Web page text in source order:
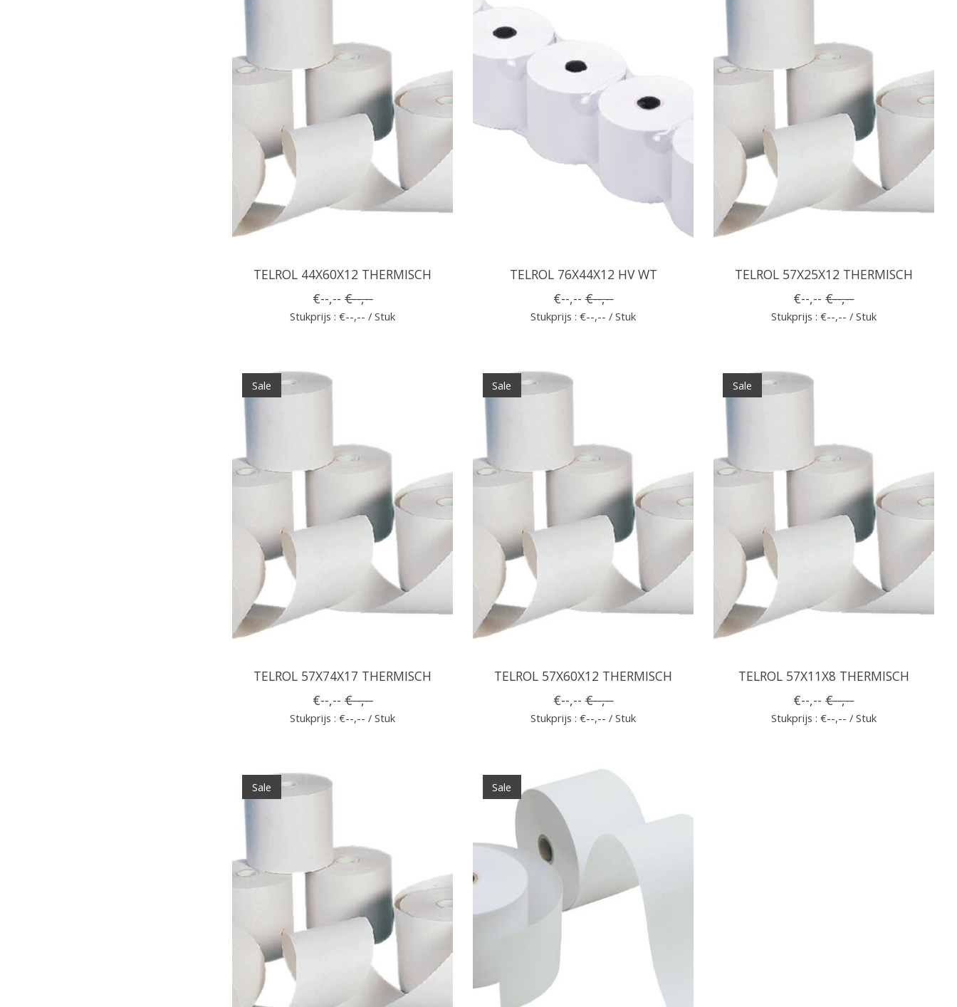
TELROL 44X60X12 THERMISCH
€--,-- €--,--
Stukprijs : €--,-- / Stuk
TELROL 76X44X12 HV WT
€--,-- €--,--
Stukprijs : €--,-- / Stuk
TELROL 57X25X12 THERMISCH
€--,-- €--,--
Stukprijs : €--,-- / Stuk
Sale
TELROL 57X74X17 THERMISCH
€--,-- €--,--
Stukprijs : €--,-- / Stuk
Sale
TELROL 57X60X12 THERMISCH
€--,-- €--,--
Stukprijs : €--,-- / Stuk
Sale
TELROL 57X11X8 THERMISCH
€--,-- €--,--
Stukprijs : €--,-- / Stuk
Sale Sale